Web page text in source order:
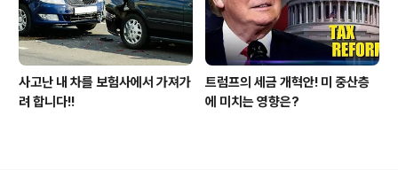
사고난 내 차를 보험사에서 가져가
려 합니다!!
트럼프의 세금 개혁안! 미 중산층
에 미치는 영향은?